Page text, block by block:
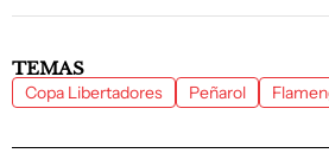
TEMAS
Copa Libertadores Peñarol